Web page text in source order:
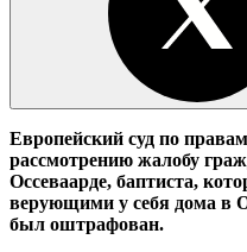
Европейский суд по
рассмотрению жалобу
Оссеваарде, баптиста,
верующими у себя дома в
был оштрафован.